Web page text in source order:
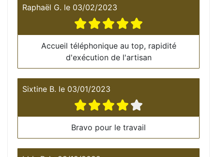
Raphaël G. le 03/02/2023
Accueil téléphonique au top, rapidité
d'exécution de l'artisan
Sixtine B. le 03/01/2023
Bravo pour le travail